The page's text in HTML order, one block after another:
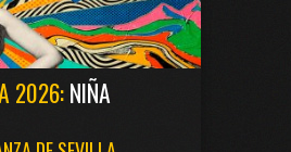
2026:NIÑA